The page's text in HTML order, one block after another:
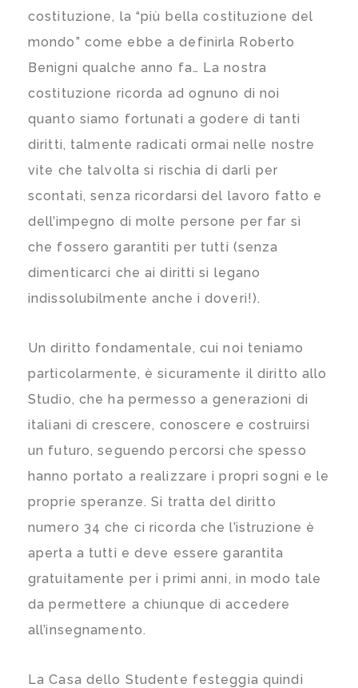
costituzione, la “più bella costituzione del
mondo” come ebbe a definirla Roberto
Benigni qualche anno fa… La nostra
costituzione ricorda ad ognuno di noi
quanto siamo fortunati a godere di tanti
diritti, talmente radicati ormai nelle nostre
vite che talvolta si rischia di darli per
scontati, senza ricordarsi del lavoro fatto e
dell’impegno di molte persone per far sì
che fossero garantiti per tutti (senza
dimenticarci che ai diritti si legano
indissolubilmente anche i doveri!).
Un diritto fondamentale, cui noi teniamo
particolarmente, è sicuramente il diritto allo
Studio, che ha permesso a generazioni di
italiani di crescere, conoscere e costruirsi
un futuro, seguendo percorsi che spesso
hanno portato a realizzare i propri sogni e le
proprie speranze. Si tratta del diritto
numero 34 che ci ricorda che l’istruzione è
aperta a tutti e deve essere garantita
gratuitamente per i primi anni, in modo tale
da permettere a chiunque di accedere
all’insegnamento.
La Casa dello Studente festeggia quindi